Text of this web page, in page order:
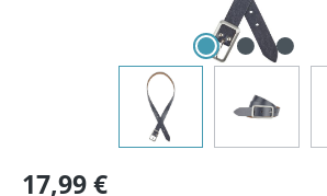
17,99 €